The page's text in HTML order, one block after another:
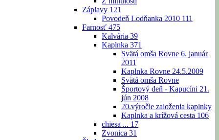
Záplavy 121
Povodeň Lodňanka 2010 111
Farnosť 475
Kalvária 39
Kaplnka 371
Svätá omša Rovne 6. január
2011
Kaplnka Rovne 24.5.2009
Svätá omša Rovne
Športový deň - Kapucíni 21.
jún 2008
20.výročie založenia kaplnky
Kaplnka a krížová cesta 106
chiesa ... 17
Zvonica 31